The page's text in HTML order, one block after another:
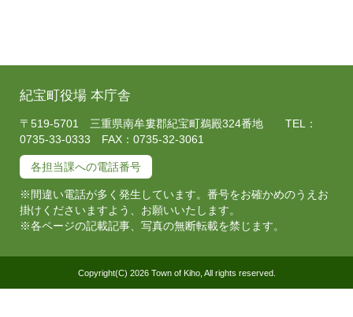
紀宝町役場 本庁舎
〒519-5701 三重県南牟婁郡紀宝町鵜殿324番地 TEL：
0735-33-0333 FAX：0735-32-3061
各担当課への電話番号
※間違い電話が多く発生しています。番号をお確かめのうえお
掛けくださいますよう、お願いいたします。
※各ページの記載記事、写真の無断転載を禁じます。
Copyright(C) 2026 Town of Kiho, All rights reserved.